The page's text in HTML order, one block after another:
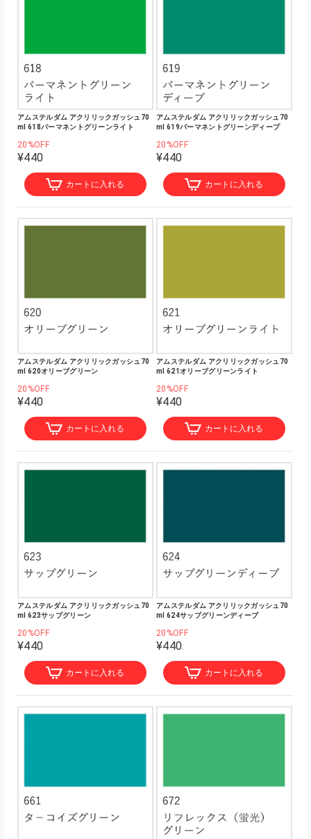
アムステルダム アクリリックガッシュ70
ml 618パーマネントグリーンライト
20%OFF
¥440
カートに入れる
アムステルダム アクリリックガッシュ70
ml 619パーマネントグリーンディープ
20%OFF
¥440
カートに入れる
アムステルダム アクリリックガッシュ70
ml 620オリーブグリーン
20%OFF
¥440
カートに入れる
アムステルダム アクリリックガッシュ70
ml 621オリーブグリーンライト
20%OFF
¥440
カートに入れる
アムステルダム アクリリックガッシュ70
ml 623サップグリーン
20%OFF
¥440
カートに入れる
アムステルダム アクリリックガッシュ70
ml 624サップグリーンディープ
20%OFF
¥440
カートに入れる